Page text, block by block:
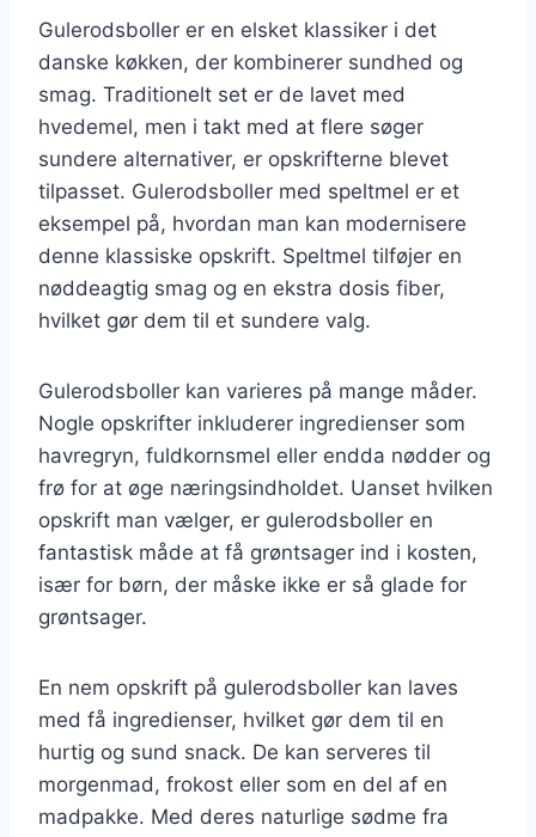
Gulerodsboller er en elsket klassiker i det
danske køkken, der kombinerer sundhed og
smag. Traditionelt set er de lavet med
hvedemel, men i takt med at flere søger
sundere alternativer, er opskrifterne blevet
tilpasset. Gulerodsboller med speltmel er et
eksempel på, hvordan man kan modernisere
denne klassiske opskrift. Speltmel tilføjer en
nøddeagtig smag og en ekstra dosis fiber,
hvilket gør dem til et sundere valg.
Gulerodsboller kan varieres på mange måder.
Nogle opskrifter inkluderer ingredienser som
havregryn, fuldkornsmel eller endda nødder og
frø for at øge næringsindholdet. Uanset hvilken
opskrift man vælger, er gulerodsboller en
fantastisk måde at få grøntsager ind i kosten,
især for børn, der måske ikke er så glade for
grøntsager.
En nem opskrift på gulerodsboller kan laves
med få ingredienser, hvilket gør dem til en
hurtig og sund snack. De kan serveres til
morgenmad, frokost eller som en del af en
madpakke. Med deres naturlige sødme fra